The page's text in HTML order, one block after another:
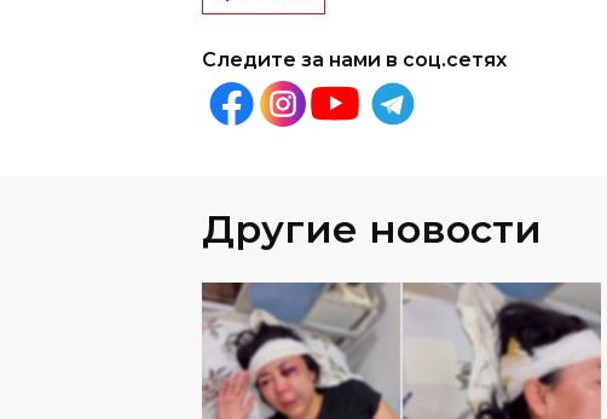
Следите за нами в соц.сетях
Другие новости